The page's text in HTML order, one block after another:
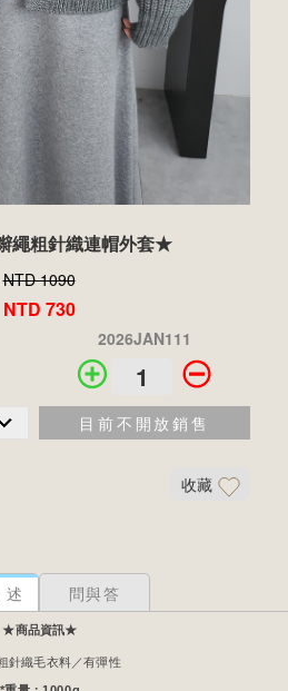
繩粗針織連帽外套★
NTD 1090
NTD 730
2026JAN111
目前不開放銷售
收藏
問與答